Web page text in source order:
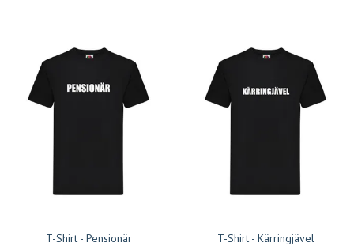
T-Shirt - Pensionär T-Shirt - Kärringjävel